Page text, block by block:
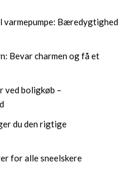
varmepumpe: Bæredygtighed
Bevar charmen og få et
ved boligkøb –
du den rigtige
for alle sneelskere